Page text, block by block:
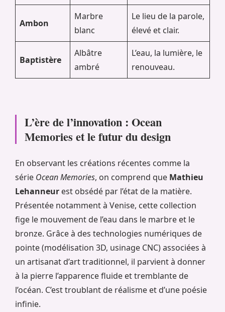
Ambon
Marbre
blanc
Le lieu de la parole,
élevé et clair.
Baptistère
Albâtre
ambré
L’eau, la lumière, le
renouveau.
L’ère de l’innovation : Ocean
Memories et le futur du design
En observant les créations récentes comme la
série Ocean Memories, on comprend que Mathieu
Lehanneur est obsédé par l’état de la matière.
Présentée notamment à Venise, cette collection
fige le mouvement de l’eau dans le marbre et le
bronze. Grâce à des technologies numériques de
pointe (modélisation 3D, usinage CNC) associées à
un artisanat d’art traditionnel, il parvient à donner
à la pierre l’apparence fluide et tremblante de
l’océan. C’est troublant de réalisme et d’une poésie
infinie.